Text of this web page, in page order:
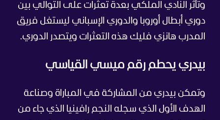
وتأثر النادي الملكي بعدة تعثرات على التوالي بين
دوري أبطال أوروبا والدوري الإسباني ليستغل فريق
المدرب هانزي فليك هذه التعثرات ويتصدر الدوري.
بيدري يحطم رقم ميسي القياسي
وتمكن بيدري من المشاركة في المباراة وصناعة
الهدف الأول الذي سجله النجم رافينيا الذي جاء من